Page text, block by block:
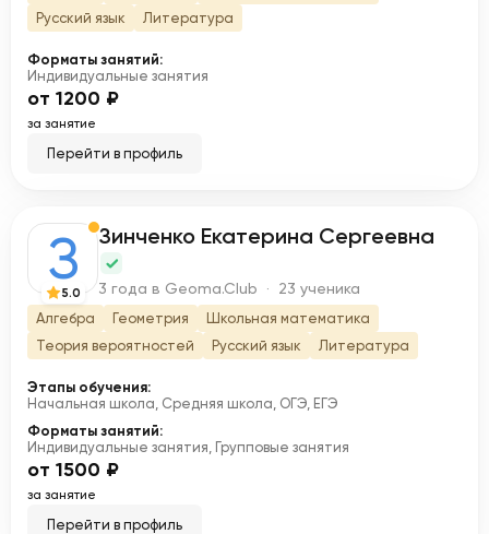
Русский язык
Литература
Форматы занятий:
Индивидуальные занятия
от 1200 ₽
за занятие
Перейти в профиль
З
5.0
Зинченко Екатерина Сергеевна
3 года в Geoma.Club · 23 ученика
Алгебра Геометрия
Школьная математика
Теория вероятностей
Русский язык Литература
Этапы обучения:
Начальная школа, Средняя школа, ОГЭ, ЕГЭ
Форматы занятий:
Индивидуальные занятия, Групповые занятия
от 1500 ₽
за занятие
Перейти в профиль